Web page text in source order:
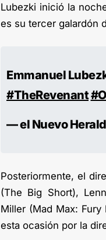
Lubezki inició la
es su tercer galardón
Emmanuel
#TheRevenant
— el Nuevo
Posteriormente, el
(The Big Short),
Miller (Mad Max:
esta ocasión por la